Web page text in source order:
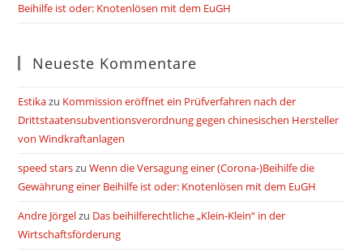
Beihilfe ist oder: Knotenlösen mit dem EuGH
Neueste Kommentare
Estikazu Kommission eröffnet ein Prüfverfahren nach der
Drittstaatensubventionsverordnung gegen chinesischen Hersteller
von Windkraftanlagen
speed starszuWenn die Versagung einer (Corona-)Beihilfe die
Gewährung einer Beihilfe ist oder: Knotenlösen mit dem EuGH
Andre Jörgelzu Das beihilferechtliche „Klein-Klein“ in der
Wirtschaftsförderung